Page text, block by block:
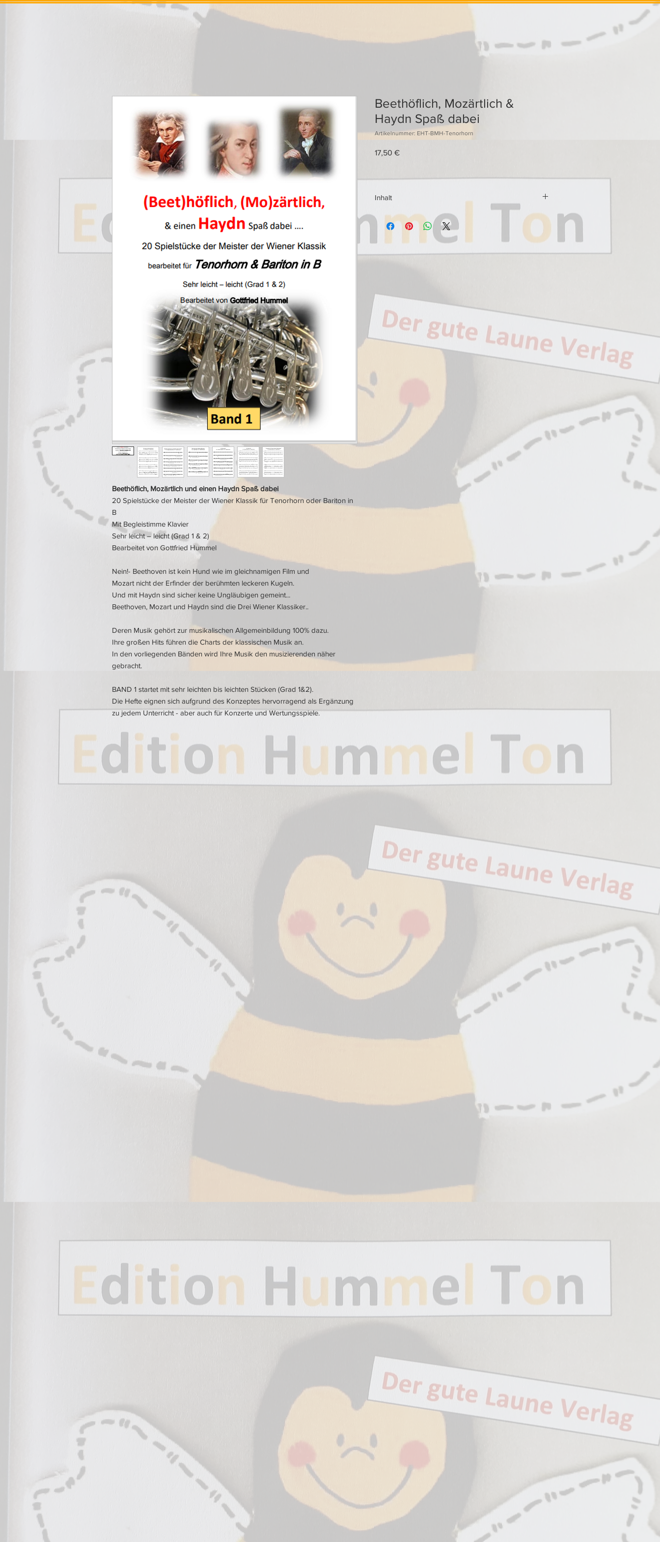
Beethöflich, Mozärtlich und einen Haydn Spaß dabei
20 Spielstücke der Meister der Wiener Klassik für Tenorhorn oder Bariton in
B
Mit Begleistimme Klavier
Sehr leicht – leicht (Grad 1 & 2)
Bearbeitet von Gottfried Hummel
Nein!- Beethoven ist kein Hund wie im gleichnamigen Film und
Mozart nicht der Erfinder der berühmten leckeren Kugeln.
Und mit Haydn sind sicher keine Ungläubigen gemeint...
Beethoven, Mozart und Haydn sind die Drei Wiener Klassiker..
Deren Musik gehört zur musikalischen Allgemeinbildung 100% dazu.
Ihre großen Hits führen die Charts der klassischen Musik an.
In den vorliegenden Bänden wird Ihre Musik den musizierenden näher
gebracht.
BAND 1 startet mit sehr leichten bis leichten Stücken (Grad 1&2).
Die Hefte eignen sich aufgrund des Konzeptes hervorragend als Ergänzung
zu jedem Unterricht - aber auch für Konzerte und Wertungsspiele.
Beethöflich, Mozärtlich &
Haydn Spaß dabei
Artikelnummer: EHT-BMH-Tenorhorn
17,50 €Preis
Inhalt
Beethöflich, Mozärtlich und einen Haydn Spaß dabei
Inhalt
Ecossaise (Beethoven)
Andante "Symphonie mit dem Paukenschlag" (Haydn)
Ballett (Mozart)
Das klinget so herrlich aus "Die Zauberflöte" (Mozart)
Die deutsche Nationalhymne (Haydn)
Europahymne "Freude schöner Götterfunken"
Menuet (Beethoven)
Menuett aus "Don Giovanni" (Mozart)
Zingarese (Haydn)
Zwei deutsche Tänze (Haydn)
Bagatelle (Beethoven)